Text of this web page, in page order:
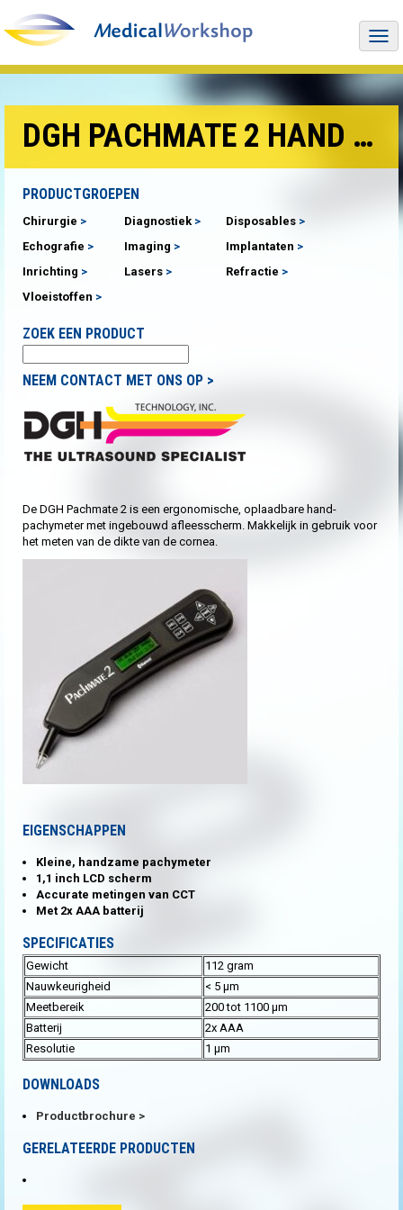
DGH PACHMATE 2 HAND PACHYMETER
PRODUCTGROEPEN
Chirurgie Diagnostiek
Disposables
Echografie
Imaging
Implantaten
Inrichting
Lasers
Refractie
Vloeistoffen
ZOEK EEN PRODUCT
NEEM CONTACT MET ONS OP >
De DGH Pachmate 2 is een ergonomische, oplaadbare hand-
pachymeter met ingebouwd afleesscherm. Makkelijk in gebruik voor
het meten van de dikte van de cornea.
EIGENSCHAPPEN
Kleine, handzame pachymeter
1,1 inch LCD scherm
Accurate metingen van CCT
Met 2x AAA batterij
SPECIFICATIES
Gewicht
112 gram
Nauwkeurigheid
< 5 µm
Meetbereik
200 tot 1100 µm
Batterij
2x AAA
Resolutie
1 µm
DOWNLOADS
Productbrochure
GERELATEERDE PRODUCTEN